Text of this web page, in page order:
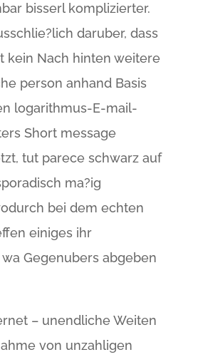
bisserl komplizierter.
daruber, dass
kein Nach hinten weitere
person anhand Basis
logarithmus-E-mail-
Short message
tut parece schwarz auf
ma?ig
bei dem echten
einiges ihr
Gegenubers abgeben
– unendliche Weiten
von unzahligen